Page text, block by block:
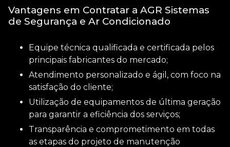
Vantagens em Contratar a AGR Sistemas
de Segurança e Ar Condicionado
Equipe técnica qualificada e certificada pelos
principais fabricantes do mercado;
Atendimento personalizado e ágil, com foco na
satisfação do cliente;
Utilização de equipamentos de última geração
para garantir a eficiência dos serviços;
Transparência e comprometimento em todas
as etapas do projeto de manutenção